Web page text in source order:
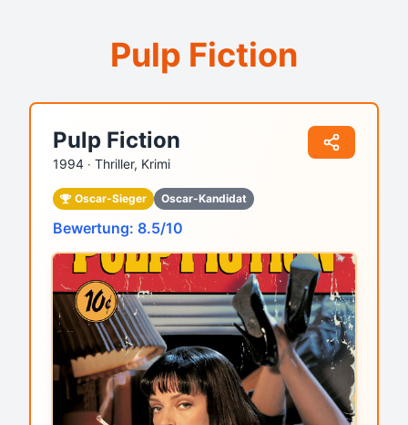
Pulp Fiction
Pulp Fiction
1994 ‧ Thriller, Krimi
Oscar-Sieger Oscar-Kandidat
Bewertung: 8.5/10